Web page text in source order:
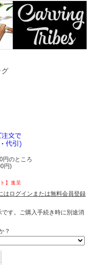
グ
円のところ
円)
】進呈
はログインまたは無料会員登録
す。ご購入手続き時に別途消
？